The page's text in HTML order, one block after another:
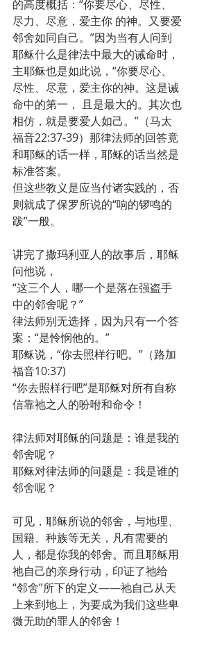
的高度概括：“你要尽心、尽性、
尽力、尽意，爱主你 的神。又要爱
邻舍如同自己。”因为当有人问到
耶稣什么是律法中最大的诫命时，
主耶稣也是如此说，“你要尽心、
尽性、尽意，爱主你的神。这是诫
命中的第一， 且是最大的。其次也
相仿，就是要爱人如己。”（马太
福音22:37-39）那律法师的回答竟
和耶稣的话一样，耶稣的话当然是
标准答案。
但这些教义是应当付诸实践的，否
则就成了保罗所说的“响的锣鸣的
跋”一般。
讲完了撒玛利亚人的故事后，耶稣
问他说，
“这三个人，哪一个是落在强盗手
中的邻舍呢？”
律法师别无选择，因为只有一个答
案：“是怜悯他的。”
耶稣说，“你去照样行吧。”（路加
福音10:37)
“你去照样行吧”是耶稣对所有自称
信靠祂之人的吩咐和命令！
律法师对耶稣的问题是：谁是我的
邻舍呢？
耶稣对律法师的问题是：我是谁的
邻舍呢？
可见，耶稣所说的邻舍，与地理、
国籍、种族等无关，凡有需要的
人，都是你我的邻舍。而且耶稣用
祂自己的亲身行动，印证了祂给
“邻舍”所下的定义——祂自己从天
上来到地上，为要成为我们这些卑
微无助的罪人的邻舍！